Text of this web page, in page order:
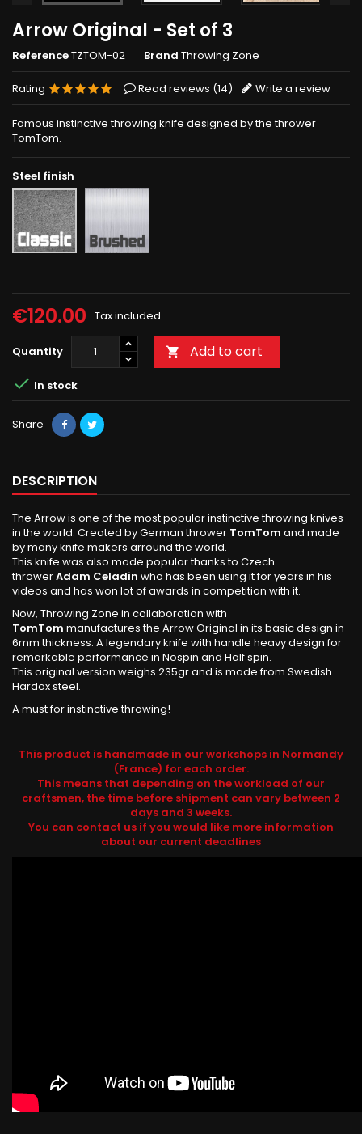
Arrow Original - Set of 3
ReferenceTZTOM-02 Brand Throwing Zone
Rating Read reviews (14) Write a review
Famous instinctive throwing knife designed by the thrower
TomTom.
Steel finish
Rough
grey
Brushed
€120.00 Tax included
Quantity  Add to cart
 In stock
Share
DESCRIPTION
The Arrow is one of the most popular instinctive throwing knives
in the world. Created by German thrower TomTom and made
by many knife makers arround the world.
This knife was also made popular thanks to Czech
throwerAdam Celadin who has been using it for years in his
videos and has won lot of awards in competition with it.
Now, Throwing Zone in collaboration with
TomTom manufactures the Arrow Original in its basic design in
6mm thickness. A legendary knife with handle heavy design for
remarkable performance in Nospin and Half spin.
This original version weighs 235gr and is made from Swedish
Hardox steel.
A must for instinctive throwing!
This product is handmade in our workshops in Normandy
(France) for each order.
This means that depending on the workload of our
craftsmen, the time before shipment can vary between 2
days and 3 weeks.
You can contact us if you would like more information
about our current deadlines